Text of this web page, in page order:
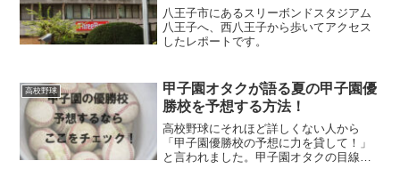
八王子市にあるスリーボンドスタジアム
八王子へ、西八王子から歩いてアクセス
したレポートです。
高校野球
甲子園オタクが語る夏の甲子園優
勝校を予想する方法！
高校野球にそれほど詳しくない人から
「甲子園優勝校の予想に力を貸して！」
と言われました。甲子園オタクの目線で